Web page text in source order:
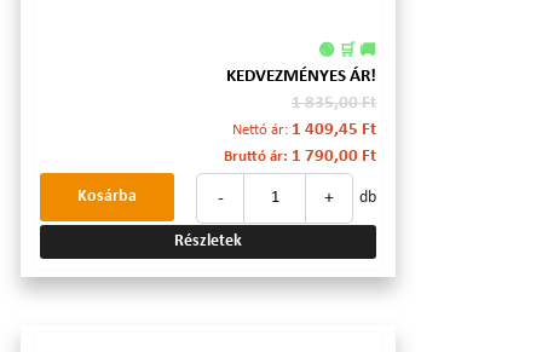
🟢 🛒 🚚
KEDVEZMÉNYES ÁR!
1 835,00 Ft
Nettó ár: 1 409,45 Ft
Bruttó ár: 1 790,00 Ft
- + db
Kosárba
Részletek